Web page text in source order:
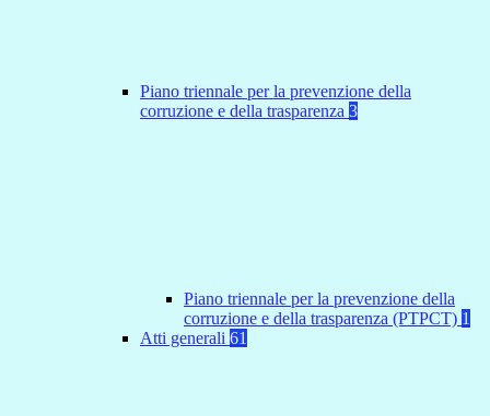
Piano triennale per la prevenzione della
corruzione e della trasparenza 3
Piano triennale per la prevenzione della
corruzione e della trasparenza (PTPCT) 1
Atti generali 61